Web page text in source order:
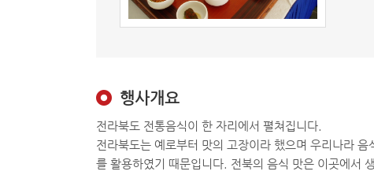
행사개요
전라북도 전통음식이 한 자리에서 펼쳐집니다.
전라북도는 예로부터 맛의 고장이라 했으며 우리나라
를 활용하였기 때문입니다. 전북의 음식 맛은 이곳에서